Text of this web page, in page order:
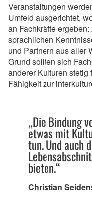
Veranstaltungen
Umfeld ausgerichtet,
an Fachkräfte
sprachlichen
und Partnern aus aller
Grund sollten sich
anderer Kulturen
Fähigkeit zur
„Die Bindung
etwas mit
tun. Und auch
bieten.“
Christian